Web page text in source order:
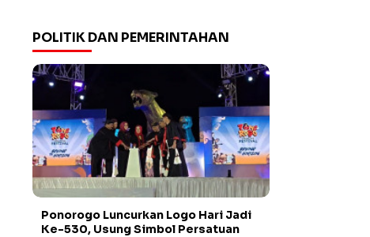
POLITIK DAN PEMERINTAHAN
Ponorogo Luncurkan Logo Hari Jadi
Ke-530, Usung Simbol Persatuan